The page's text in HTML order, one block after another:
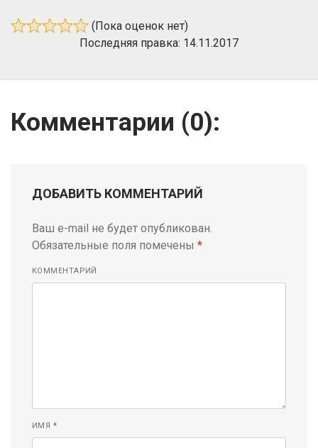
(Пока оценок нет)
Последняя правка: 14.11.2017
Комментарии (0):
ДОБАВИТЬ КОММЕНТАРИЙ
Ваш e-mail не будет опубликован.
Обязательные поля помечены *
КОММЕНТАРИЙ
ИМЯ *